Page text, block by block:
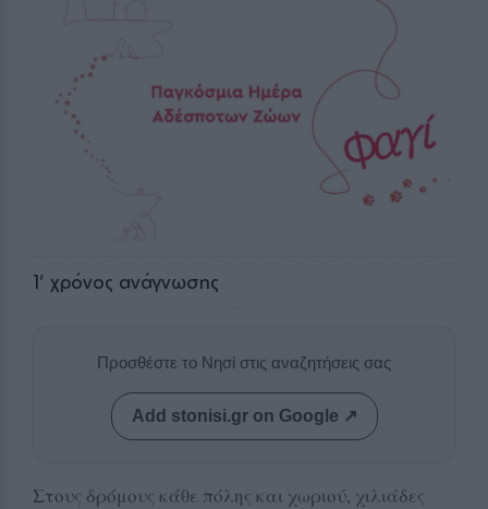
1' χρόνος ανάγνωσης
Προσθέστε το Νησί στις αναζητήσεις σας
Add stonisi.gr on Google ↗
Στους δρόμους κάθε πόλης και χωριού, χιλιάδες